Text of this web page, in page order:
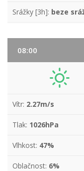
Srážky [3h]: beze
08:00
Vítr: 2.27m/s
Tlak: 1026hPa
Vlhkost: 47%
Oblačnost: 6%